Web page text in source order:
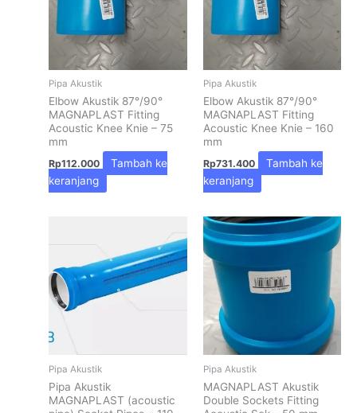
Pipa Akustik
Elbow Akustik 87°/90°
MAGNAPLAST Fitting
Acoustic Knee Knie – 75
mm
Rp112.000
Tambah ke
keranjang
Pipa Akustik
Elbow Akustik 87°/90°
MAGNAPLAST Fitting
Acoustic Knee Knie – 160
mm
Rp731.400
Tambah ke
keranjang
Pipa Akustik
Pipa Akustik
MAGNAPLAST (acoustic
Pipa Akustik
MAGNAPLAST Akustik
Double Sockets Fitting